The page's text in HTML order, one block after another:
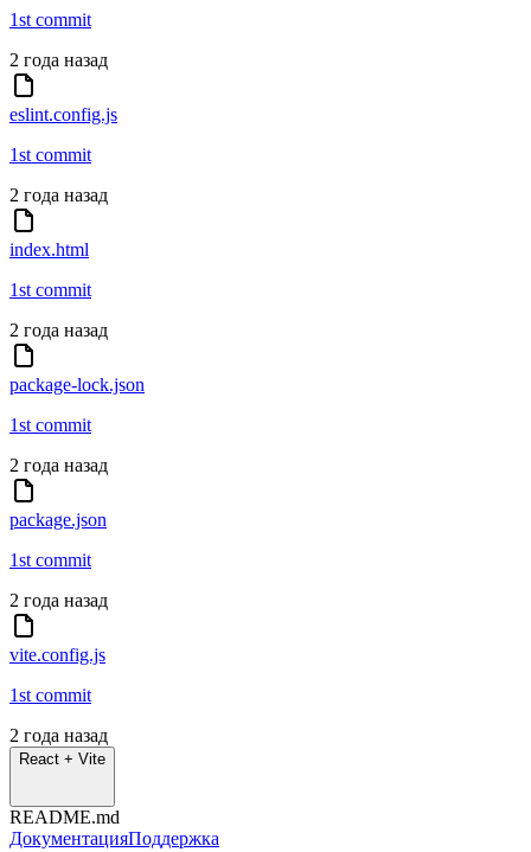
1st commit
2 года назад
eslint.config.js
1st commit
2 года назад
index.html
1st commit
2 года назад
package-lock.json
1st commit
2 года назад
package.json
1st commit
2 года назад
vite.config.js
1st commit
2 года назад
React + Vite
README.md
ДокументацияПоддержка